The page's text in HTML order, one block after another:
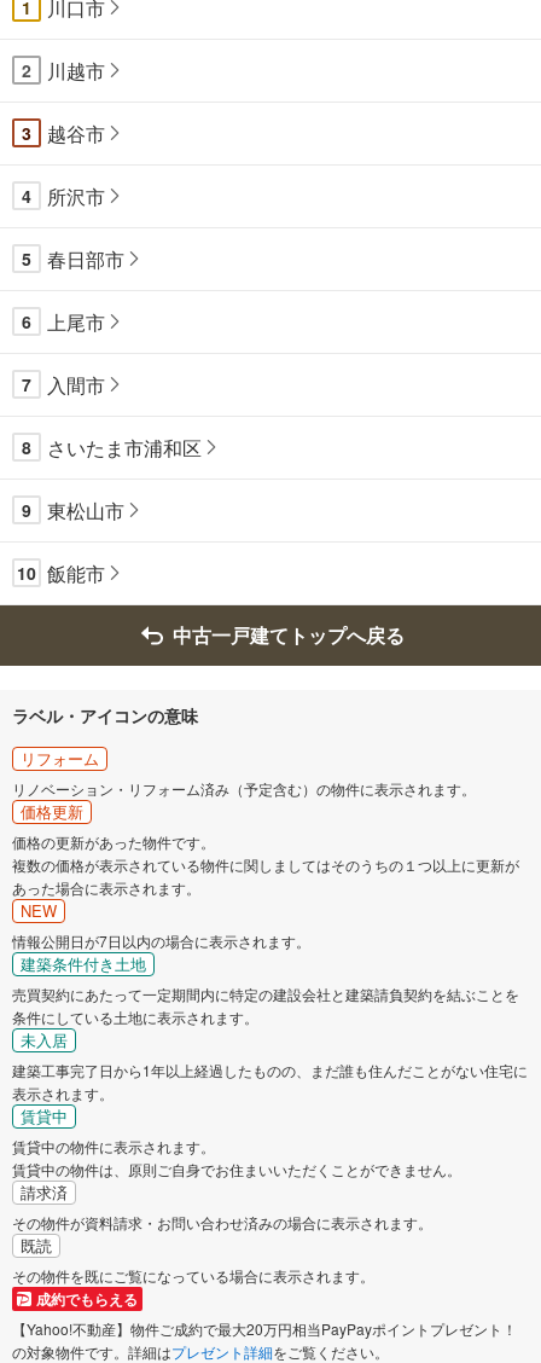
1 川口市
2 川越市
3 越谷市
4 所沢市
5 春日部市
6 上尾市
7 入間市
8 さいたま市浦和区
9 東松山市
10 飯能市
中古一戸建てトップへ戻る
ラベル・アイコンの意味
リフォーム
リノベーション・リフォーム済み（予定含む）の物件に表示されます。
価格更新
価格の更新があった物件です。
複数の価格が表示されている物件に関しましてはそのうちの１つ以上に更新が
あった場合に表示されます。
NEW
情報公開日が7日以内の場合に表示されます。
建築条件付き土地
売買契約にあたって一定期間内に特定の建設会社と建築請負契約を結ぶことを
条件にしている土地に表示されます。
未入居
建築工事完了日から1年以上経過したものの、まだ誰も住んだことがない住宅に
表示されます。
賃貸中
賃貸中の物件に表示されます。
賃貸中の物件は、原則ご自身でお住まいいただくことができません。
請求済
その物件が資料請求・お問い合わせ済みの場合に表示されます。
既読
その物件を既にご覧になっている場合に表示されます。
成約でもらえる
【Yahoo!不動産】物件ご成約で最大20万円相当PayPayポイントプレゼント！
の対象物件です。詳細はプレゼント詳細をご覧ください。